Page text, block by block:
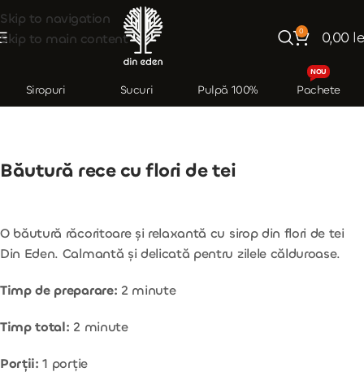
Skip to navigation
Skip to main content
0 0,00
Siropuri Sucuri Pulpă 100% Pachete
NOU
Băutură rece cu flori de tei
O băutură răcoritoare și relaxantă cu sirop din flori de tei
Din Eden. Calmantă și delicată pentru zilele călduroase.
Timp de preparare: 2 minute
Timp total: 2 minute
Porții: 1 porție